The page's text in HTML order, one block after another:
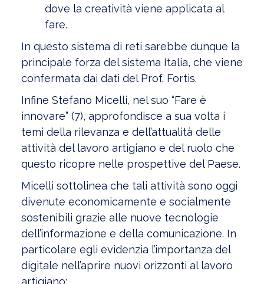
dove la creatività viene applicata al
fare.
In questo sistema di reti sarebbe dunque la
principale forza del sistema Italia, che viene
confermata dai dati del Prof. Fortis.
Infine Stefano Micelli, nel suo “Fare è
innovare” (7), approfondisce a sua volta i
temi della rilevanza e dell’attualità delle
attività del lavoro artigiano e del ruolo che
questo ricopre nelle prospettive del Paese.
Micelli sottolinea che tali attività sono oggi
divenute economicamente e socialmente
sostenibili grazie alle nuove tecnologie
dell’informazione e della comunicazione. In
particolare egli evidenzia l’importanza del
digitale nell’aprire nuovi orizzonti al lavoro